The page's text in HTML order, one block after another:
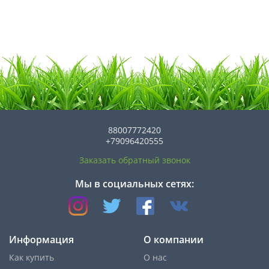
88007772420
+79096420555
Заказать обратный звонок
Мы в социальных сетях:
Информация
Как купить
О компании
О нас